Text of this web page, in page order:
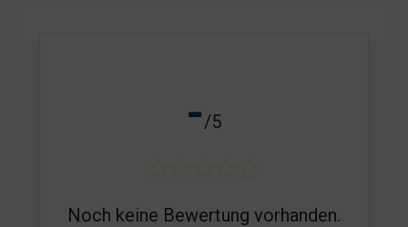
-/5
Noch keine Bewertung vorhanden.